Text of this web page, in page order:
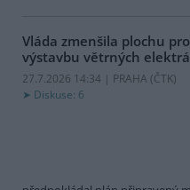
Vláda zmenšila plochu
výstavbu větrných
27.7.2026 14:34 | PRAHA (ČTK)
Diskuse: 6